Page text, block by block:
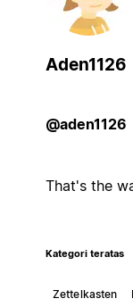
Aden1126
@aden1126
That's the
Kategori teratas
Zettelkasten